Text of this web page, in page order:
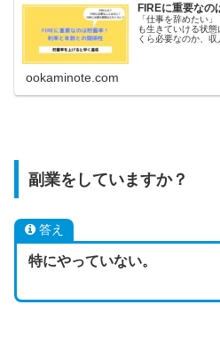
FIREに重要なの
「仕事を辞めたい
も生きていける状
くら必要なのか、収
ookaminote.com
副業をしていますか？
答え
特にやっていない。